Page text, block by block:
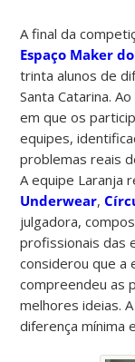
A final da
Espaço Maker
trinta alunos de
Santa Catarina.
em que os
equipes,
problemas reais
A equipe Laranja
Underwear,
julgadora,
profissionais das
considerou que a
compreendeu as
melhores ideias.
diferença mínima